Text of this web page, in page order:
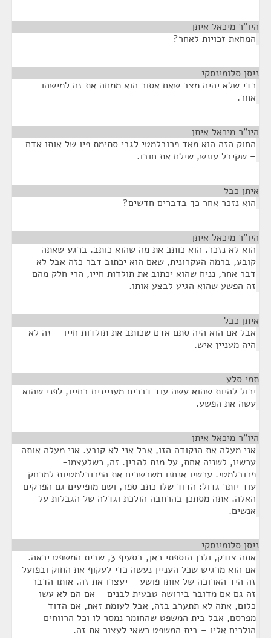
היו"ר מיכאל איתן
המחאת זכויות לאחר?
ניסן סלומינסקי
כדי שלא יהיה מצב שאם אסור הוא ממחה את זה למישהו
אחר.
היו"ר מיכאל איתן
החוק הזה הוא מאד פרובלמטי לגבי סתימת פיו של אותו אדם
– שקיבל עונש, שילם את חובו.
איתן כבל
הוא נזכר אחר כך בדברים חדשים?
היו"ר מיכאל איתן
הוא לא נזכר. הוא כותב את מה שהוא כותב. ברגע שאתה
קובע, ברמה העקרונית, שאם הוא יכתוב דבר כזה אבל לא
דבר אחר, נניח שהוא יכתוב את תולדות חייו, הרי חלק מהם
זה הפשע שהוא הגיע לבצע אותו.
איתן כבל
אבל אם הוא היה סתם אדם שכותב את תולדות חייו – זה לא
היה מעניין איש.
תמי סלע
יכול להיות שהוא עשה עוד דברים מעניינים בחייו, לפני שהוא
עשה את הפשע.
היו"ר מיכאל איתן
אני מעלה את הנקודה הזו, אבל אני לא קובע. אני מעלה אותה
עכשיו, לשניה אחת, על מנת להבין. זה, כשלעצמו-
פרובלמטי. עכשיו אנחנו משרשרים את הפרובלמטיות למרחק
עוד יותר גדול: הדוד שלו כתב ספר, ושם מופיעים גם הפרקים
האלה. אתה מסתכן בהרחבה הולכת וגדלה של הגבלות על
אנשים.
ניסן סלומינסקי
אתה צודק, ולכן הוספתי כאן, בסעיף 3, שבית המשפט יראה.
אם הוא מרגיש שכל העניין נעשה כדי לעקוף את החוק ובפועל
זה היד הארוכה של אותו פושע – יעצרו את זה. אותו הדבר
זה גם אם מדובר בירושה טבעית לבנים – אם הם לא עשו
כלום, אתה לא תתערב בזה, אבל לעומת זאת, אם הדוד
מפרסם, אבל בית המשפט שהחומר נמסר לו וכל הרווחים
הולכים אליו – בית המשפט רשאי לעצור את זה.